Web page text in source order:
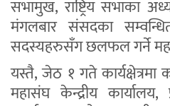
सभामुख, राष्ट्रिय सभाका
मंगलबार संसदका
सदस्यहरुसँग छलफल गर्ने
यस्तै, जेठ १ गते कार्यक्षेत्रमा
महासंघ केन्द्रीय